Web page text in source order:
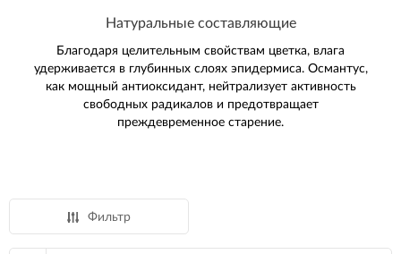
Натуральные составляющие
Благодаря целительным свойствам цветка, влага
удерживается в глубинных слоях эпидермиса. Османтус,
как мощный антиоксидант, нейтрализует активность
свободных радикалов и предотвращает
преждевременное старение.
Фильтр